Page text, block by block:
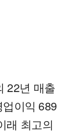
22년 매출
이익 689
래 최고의